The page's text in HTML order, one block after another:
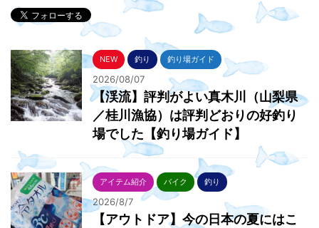
NEW 釣り 釣り場ガイド
2026/08/07
【渓流】評判がよい真木川（山梨県
／桂川漁協）は評判どおりの好釣り
場でした【釣り場ガイド】
アイテム紹介 バイク 釣り
2026/8/7
【アウトドア】今の日本の夏にはこ